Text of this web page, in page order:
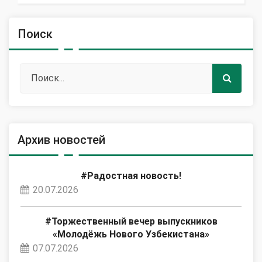
Поиск
Архив новостей
#Радостная новость!
20.07.2026
#Торжественный вечер выпускников
«Молодёжь Нового Узбекистана»
07.07.2026